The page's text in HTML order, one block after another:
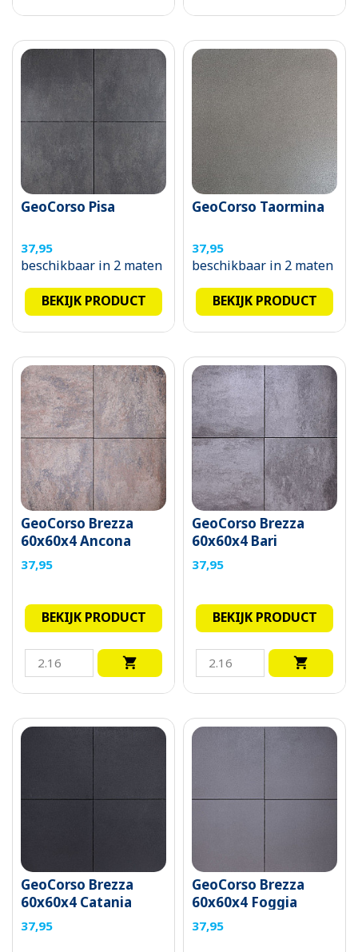
GeoCorso Pisa
37,95
beschikbaar in 2 maten
BEKIJK PRODUCT
GeoCorso Taormina
37,95
beschikbaar in 2 maten
BEKIJK PRODUCT
GeoCorso Brezza
60x60x4 Ancona
37,95
BEKIJK PRODUCT

GeoCorso Brezza
60x60x4 Bari
37,95
BEKIJK PRODUCT

GeoCorso Brezza
60x60x4 Catania
37,95
GeoCorso Brezza
60x60x4 Foggia
37,95